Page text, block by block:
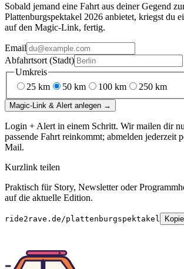
Sobald jemand eine Fahrt aus deiner Gegend
Plattenburgspektakel 2026 anbietet, kriegst du
auf den Magic-Link, fertig.
Email
Abfahrtsort (Stadt)
Umkreis
25 km 50 km 100 km 250 km
Magic-Link & Alert anlegen →
Login + Alert in einem Schritt. Wir mailen dir
passende Fahrt reinkommt; abmelden jederzeit
Mail.
Kurzlink teilen
Praktisch für Story, Newsletter oder
auf die aktuelle Edition.
ride2rave.de/plattenburgspektakel